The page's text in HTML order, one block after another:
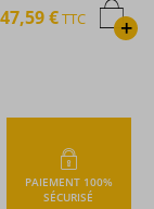
+
47,59 €TTC
PAIEMENT 100%
SÉCURISÉ